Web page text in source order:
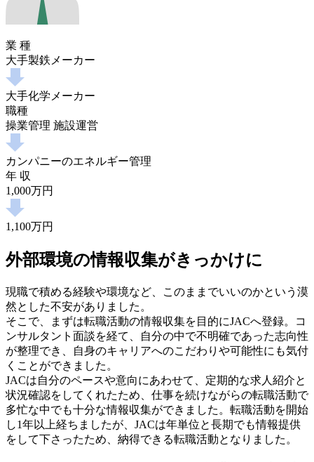
業 種
大手製鉄メーカー
大手化学メーカー
職種
操業管理 施設運営
カンパニーのエネルギー管理
年 収
1,000万円
1,100万円
外部環境の情報収集がきっかけに
現職で積める経験や環境など、このままでいいのかという漠
然とした不安がありました。
そこで、まずは転職活動の情報収集を目的にJACへ登録。コ
ンサルタント面談を経て、自分の中で不明確であった志向性
が整理でき、自身のキャリアへのこだわりや可能性にも気付
くことができました。
JACは自分のペースや意向にあわせて、定期的な求人紹介と
状況確認をしてくれたため、仕事を続けながらの転職活動で
多忙な中でも十分な情報収集ができました。転職活動を開始
し1年以上経ちましたが、JACは年単位と長期でも情報提供
をして下さったため、納得できる転職活動となりました。